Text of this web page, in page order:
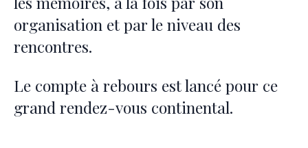
organisation et par le niveau des
rencontres.
Le compte à rebours est lancé pour ce
grand rendez-vous continental.